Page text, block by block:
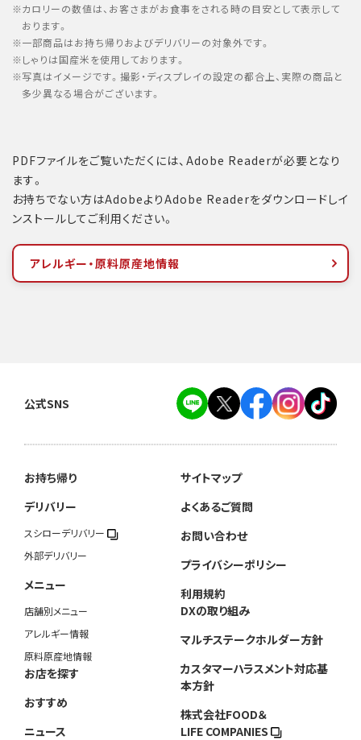
カロリーの数値は、お客さまがお食事をされる時の目安として表示して
おります。
一部商品はお持ち帰りおよびデリバリーの対象外です。
しゃりは国産米を使用しております。
写真はイメージです。撮影・ディスプレイの設定の都合上、実際の商品と
多少異なる場合がございます。
PDFファイルをご覧いただくには、Adobe Readerが必要となり
ます。
お持ちでない方はAdobeよりAdobe Readerをダウンロードしイ
ンストールしてご利用ください。
アレルギー・原料原産地情報
公式SNS
お持ち帰り
デリバリー
スシローデリバリー
外部デリバリー
メニュー
店舗別メニュー
アレルギー情報
原料原産地情報
お店を探す
おすすめ
ニュース
サイトマップ
よくあるご質問
お問い合わせ
プライバシーポリシー
利用規約
DXの取り組み
マルチステークホルダー方針
カスタマーハラスメント対応基
本方針
株式会社FOOD＆
LIFE COMPANIES